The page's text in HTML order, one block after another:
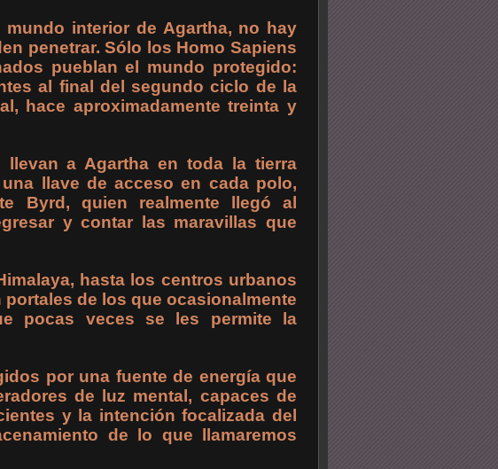
interior de Agartha, no hay
penetrar. Sólo los Homo Sapiens
pueblan el mundo protegido:
al final del segundo ciclo de la
hace aproximadamente treinta y
llevan a Agartha en toda la tierra
llave de acceso en cada polo,
Byrd, quien realmente llegó al
y contar las maravillas que
hasta los centros urbanos
de los que ocasionalmente
pocas veces se les permite la
por una fuente de energía que
de luz mental, capaces de
y la intención focalizada del
de lo que llamaremos